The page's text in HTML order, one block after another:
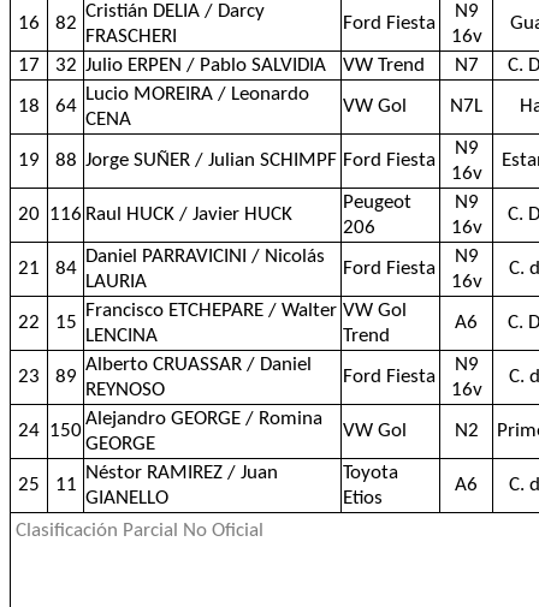
16 82
Cristián DELIA / Darcy
FRASCHERI
Ford Fiesta
N9
16v
17 32 Julio ERPEN / Pablo SALVIDIA VW Trend N7
C.
18
64
Lucio MOREIRA / Leonardo
CENA
VW Gol N7L
19 88 Jorge SUÑER / Julian SCHIMPF Ford Fiesta
N9
16v
20 116 Raul HUCK / Javier HUCK
Peugeot
206
N9
16v
C.
21 84
Daniel PARRAVICINI / Nicolás
LAURIA
Ford Fiesta
N9
16v
C.
22 15
Francisco ETCHEPARE / Walter
LENCINA
VW Gol
Trend
A6 C.
23 89
Alberto CRUASSAR / Daniel
REYNOSO
Ford Fiesta
N9
16v
C.
24 150
Alejandro GEORGE / Romina
GEORGE
VW Gol N2
25 11
Néstor RAMIREZ / Juan
GIANELLO
Toyota
Etios
A6 C.
Clasificación Parcial No Oficial